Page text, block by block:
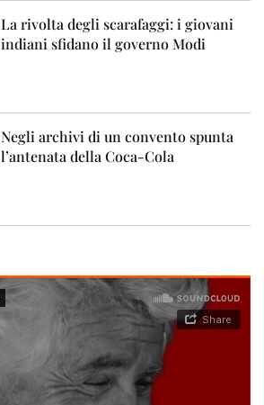
La rivolta degli scarafaggi: i giovani
indiani sfidano il governo Modi
Negli archivi di un convento spunta
l’antenata della Coca-Cola